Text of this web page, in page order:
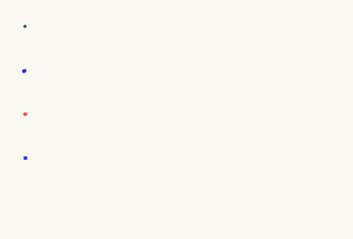
.
.
.
.